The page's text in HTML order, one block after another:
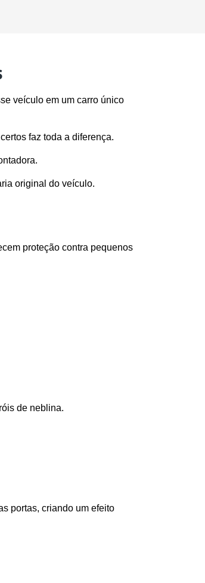
veículo em um carro único
faz toda a diferença.
original do veículo.
proteção contra pequenos
de neblina.
portas, criando um efeito